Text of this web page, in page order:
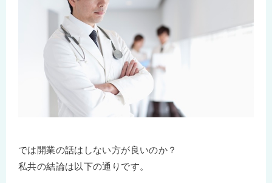
では開業の話はしない方が良いのか？
私共の結論は以下の通りです。